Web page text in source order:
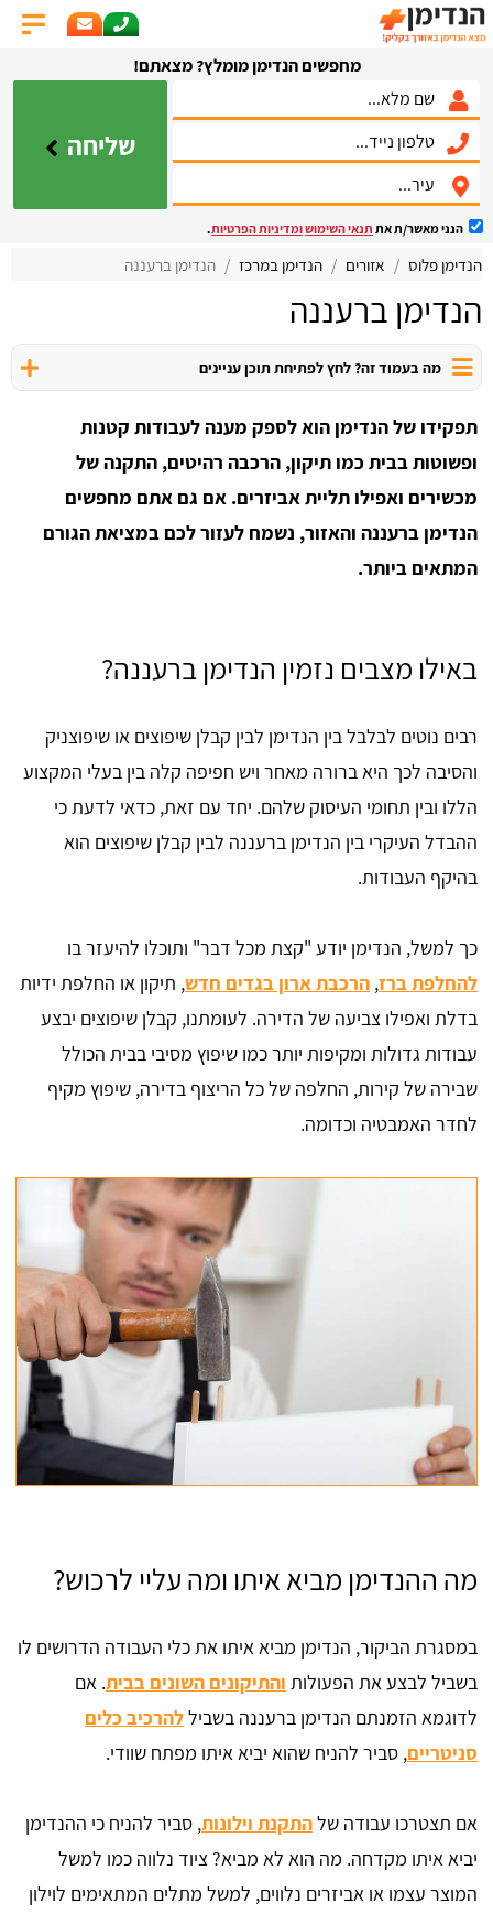
מחפשים הנדימן מומלץ? מצאתם!
שליחה
הנני מאשר/ת את תנאי השימושומדיניות הפרטיות.
הנדימן פלוס אזורים הנדימן במרכז הנדימן ברעננה
הנדימן ברעננה
מה בעמוד זה? לחץ לפתיחת תוכן עניינים
תפקידו של הנדימן הוא לספק מענה לעבודות קטנות
ופשוטות בבית כמו תיקון, הרכבה רהיטים, התקנה של
מכשירים ואפילו תליית אביזרים. אם גם אתם מחפשים
הנדימן ברעננה והאזור, נשמח לעזור לכם במציאת הגורם
המתאים ביותר.
באילו מצבים נזמין הנדימן ברעננה?
רבים נוטים לבלבל בין הנדימן לבין קבלן שיפוצים או שיפוצניק
והסיבה לכך היא ברורה מאחר ויש חפיפה קלה בין בעלי המקצוע
הללו ובין תחומי העיסוק שלהם. יחד עם זאת, כדאי לדעת כי
ההבדל העיקרי בין הנדימן ברעננה לבין קבלן שיפוצים הוא
בהיקף העבודות.
כך למשל, הנדימן יודע "קצת מכל דבר" ותוכלו להיעזר בו
להחלפת ברז, הרכבת ארון בגדים חדש, תיקון או החלפת ידיות
בדלת ואפילו צביעה של הדירה. לעומתנו, קבלן שיפוצים יבצע
עבודות גדולות ומקיפות יותר כמו שיפוץ מסיבי בבית הכולל
שבירה של קירות, החלפה של כל הריצוף בדירה, שיפוץ מקיף
לחדר האמבטיה וכדומה.
מה ההנדימן מביא איתו ומה עליי לרכוש?
במסגרת הביקור, הנדימן מביא איתו את כלי העבודה הדרושים לו
בשביל לבצע את הפעולות והתיקונים השונים בבית. אם
לדוגמא הזמנתם הנדימן ברעננה בשביללהרכיב כלים
סניטריים, סביר להניח שהוא יביא איתו מפתח שוודי.
אם תצטרכו עבודה שלהתקנת וילונות, סביר להניח כי ההנדימן
יביא איתו מקדחה. מה הוא לא מביא? ציוד נלווה כמו למשל
המוצר עצמו או אביזרים נלווים, למשל מתלים המתאימים לוילון